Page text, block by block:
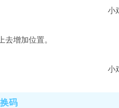
去增加位置。
码